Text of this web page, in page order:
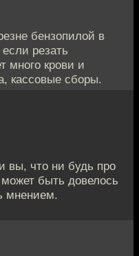
бензопилой в
резать
много крови и
кассовые сборы.
вы, что ни будь про
быть довелось
мнением.